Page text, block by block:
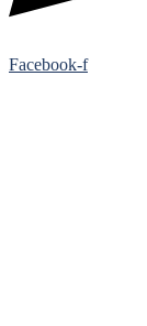
Facebook-f